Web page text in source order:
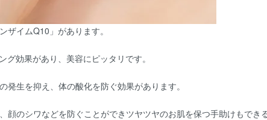
ザイムQ10」があります。
効果があり、美容にピッタリです。
生を抑え、体の酸化を防ぐ効果があります。
顔のシワなどを防ぐことができツヤツヤのお肌を保つ手助けもでき